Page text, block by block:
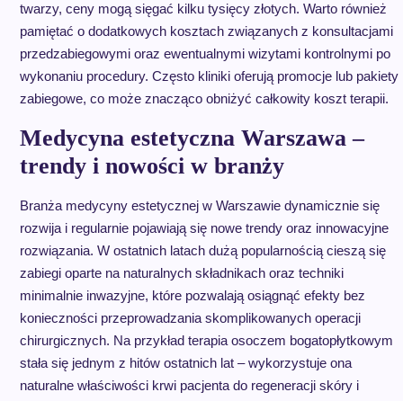
twarzy, ceny mogą sięgać kilku tysięcy złotych. Warto również
pamiętać o dodatkowych kosztach związanych z konsultacjami
przedzabiegowymi oraz ewentualnymi wizytami kontrolnymi po
wykonaniu procedury. Często kliniki oferują promocje lub pakiety
zabiegowe, co może znacząco obniżyć całkowity koszt terapii.
Medycyna estetyczna Warszawa –
trendy i nowości w branży
Branża medycyny estetycznej w Warszawie dynamicznie się
rozwija i regularnie pojawiają się nowe trendy oraz innowacyjne
rozwiązania. W ostatnich latach dużą popularnością cieszą się
zabiegi oparte na naturalnych składnikach oraz techniki
minimalnie inwazyjne, które pozwalają osiągnąć efekty bez
konieczności przeprowadzania skomplikowanych operacji
chirurgicznych. Na przykład terapia osoczem bogatopłytkowym
stała się jednym z hitów ostatnich lat – wykorzystuje ona
naturalne właściwości krwi pacjenta do regeneracji skóry i